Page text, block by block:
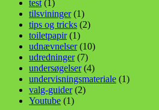
test (1)
tilsvininger(1)
tips og tricks (2)
toiletpapir(1)
udnævnelser(10)
udredninger(7)
undersøgelser(4)
undervisningsmateriale (1)
valg-guider(2)
Youtube (1)